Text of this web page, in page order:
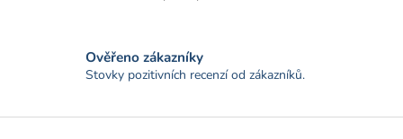
v
ý
i
Ověřeno zákazníky
Stovky pozitivních recenzí od zákazníků.
Z